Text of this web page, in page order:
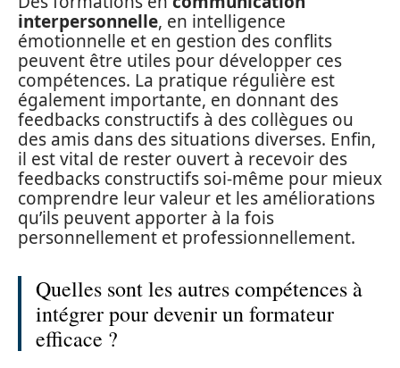
interpersonnelle, en intelligence
émotionnelle et en gestion des conflits
peuvent être utiles pour développer ces
compétences. La pratique régulière est
également importante, en donnant des
feedbacks constructifs à des collègues ou
des amis dans des situations diverses. Enfin,
il est vital de rester ouvert à recevoir des
feedbacks constructifs soi-même pour mieux
comprendre leur valeur et les améliorations
qu’ils peuvent apporter à la fois
personnellement et professionnellement.
Quelles sont les autres compétences à
intégrer pour devenir un formateur
efficace ?